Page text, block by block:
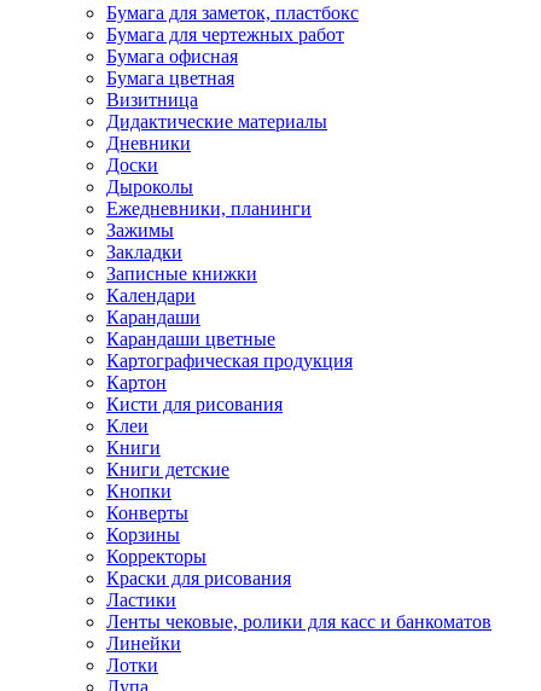
Бумага для заметок, пластбокс
Бумага для чертежных работ
Бумага офисная
Бумага цветная
Визитница
Дидактические материалы
Дневники
Доски
Дыроколы
Ежедневники, планинги
Зажимы
Закладки
Записные книжки
Календари
Карандаши
Карандаши цветные
Картографическая продукция
Картон
Кисти для рисования
Клеи
Книги
Книги детские
Кнопки
Конверты
Корзины
Корректоры
Краски для рисования
Ластики
Ленты чековые, ролики для касс и банкоматов
Линейки
Лотки
Лупа